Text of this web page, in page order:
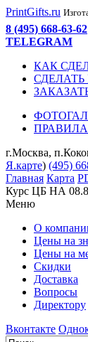
PrintGifts.ru
8 (495) 668-63-62
TELEGRAM
КАК
СДЕЛАТЬ
г.Москва,
Я.карте) (495)
Главная Карта
Курс ЦБ НА
Меню
О
Цены на
Цены на
Скидки
Доставка
Вопросы
Директору
Вконтакте